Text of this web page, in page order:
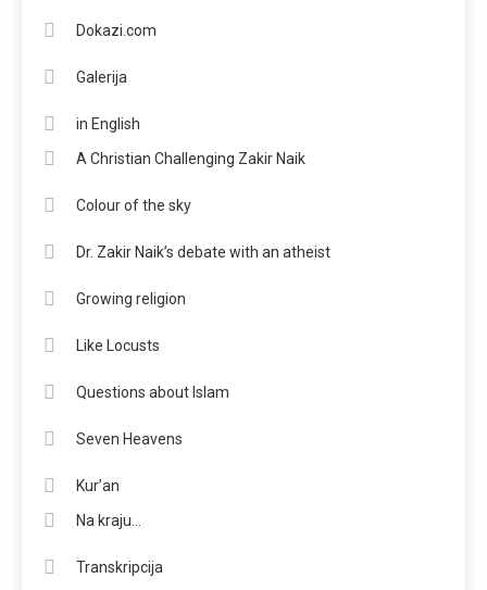
Dokazi.com
Galerija
in English
A Christian Challenging Zakir Naik
Colour of the sky
Dr. Zakir Naik’s debate with an atheist
Growing religion
Like Locusts
Questions about Islam
Seven Heavens
Kur’an
Na kraju…
Transkripcija